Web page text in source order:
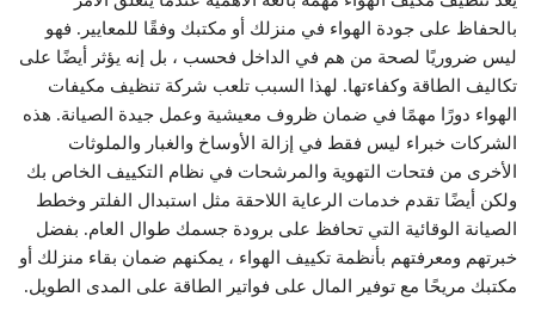
بالحفاظ على جودة الهواء في منزلك أو مكتبك وفقًا للمعايير. فهو
ليس ضروريًا لصحة من هم في الداخل فحسب ، بل إنه يؤثر أيضًا على
تكاليف الطاقة وكفاءتها. لهذا السبب تلعب شركة تنظيف مكيفات
الهواء دورًا مهمًا في ضمان ظروف معيشية وعمل جيدة الصيانة. هذه
الشركات خبراء ليس فقط في إزالة الأوساخ والغبار والملوثات
الأخرى من فتحات التهوية والمرشحات في نظام التكييف الخاص بك
ولكن أيضًا تقدم خدمات الرعاية اللاحقة مثل استبدال الفلتر وخطط
الصيانة الوقائية التي تحافظ على برودة جسمك طوال العام. بفضل
خبرتهم ومعرفتهم بأنظمة تكييف الهواء ، يمكنهم ضمان بقاء منزلك أو
مكتبك مريحًا مع توفير المال على فواتير الطاقة على المدى الطويل.